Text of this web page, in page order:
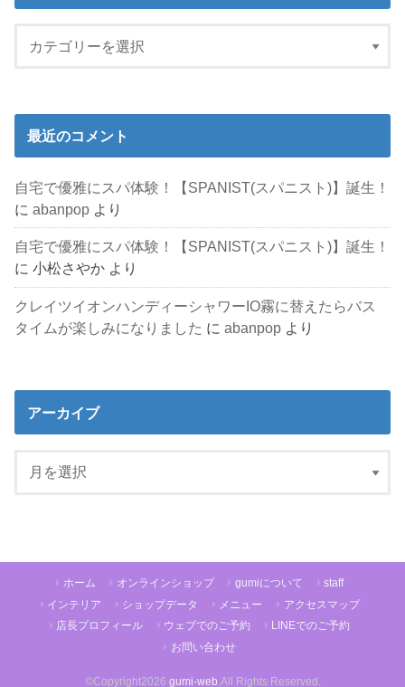
最近のコメント
自宅で優雅にスパ体験！【SPANIST(スパニスト)】誕生！
にabanpop より
自宅で優雅にスパ体験！【SPANIST(スパニスト)】誕生！
に小松さやか より
クレイツイオンハンディーシャワーIO霧に替えたらバス
タイムが楽しみになりました にabanpop より
アーカイブ
ホーム オンラインショップ gumiについて
staff
インテリア
ショップデータ メニュー
アクセスマップ
店長プロフィール
ウェブでのご予約
LINEでのご予約
お問い合わせ
©Copyright2026 gumi-web .All Rights Reserved.